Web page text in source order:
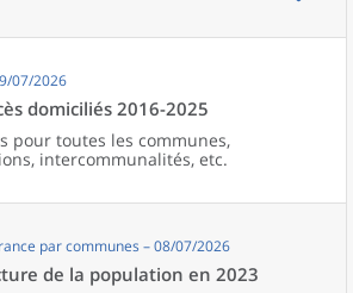
07/2026
domiciliés 2016-2025
pour toutes les communes,
intercommunalités, etc.
par communes – 08/07/2026
de la population en 2023